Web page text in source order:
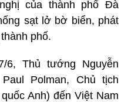
của thành phố Đà
sạt lở bờ biển, phát
phố.
6, Thủ tướng Nguyễn
Polman, Chủ tịch
Anh) đến Việt Nam